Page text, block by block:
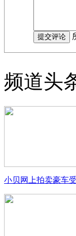
频道头
小贝网上拍卖豪车